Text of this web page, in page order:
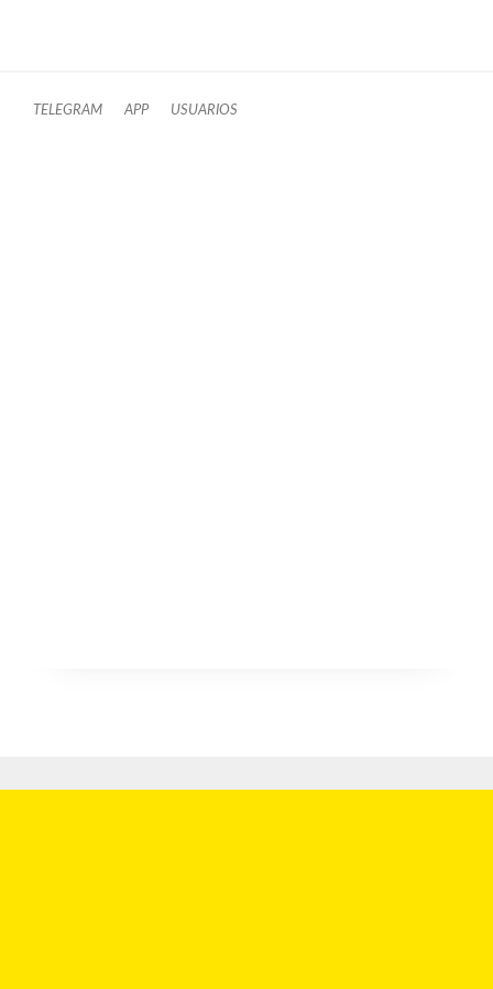
TELEGRAM APP USUARIOS